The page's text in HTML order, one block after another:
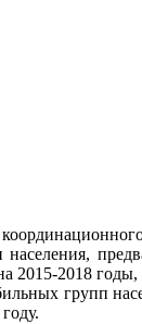
2015-2018
групп